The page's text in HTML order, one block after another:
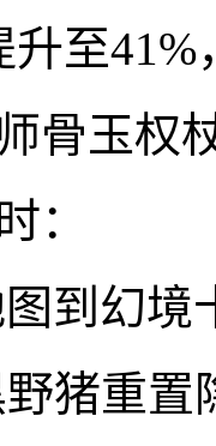
至
骨玉权
：
到幻境
猪重置